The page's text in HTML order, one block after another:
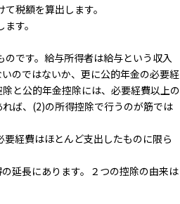
税額を算出します。
す。
です。給与所得者は給与という収入
のではないか、更に公的年金の必要経
と公的年金控除には、必要経費以上の
ば、(2)の所得控除で行うのが筋では
経費はほとんど支出したものに限ら
延長にあります。２つの控除の由来は